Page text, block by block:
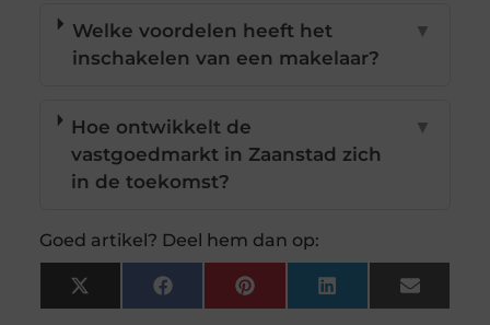
Welke voordelen heeft het
inschakelen van een makelaar?
▼
Hoe ontwikkelt de
vastgoedmarkt in Zaanstad zich
in de toekomst?
▼
Goed artikel? Deel hem dan op:
X
(Twitter)
FacebookPinterestLinkedInEmail